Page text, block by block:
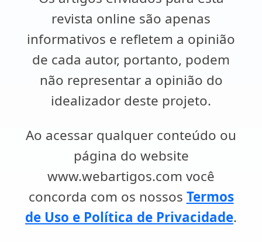
revista online são apenas
informativos e refletem a opinião
de cada autor, portanto, podem
não representar a opinião do
idealizador deste projeto.
Ao acessar qualquer conteúdo ou
página do website
www.webartigos.com você
concorda com os nossos Termos
de Uso e Política de Privacidade.